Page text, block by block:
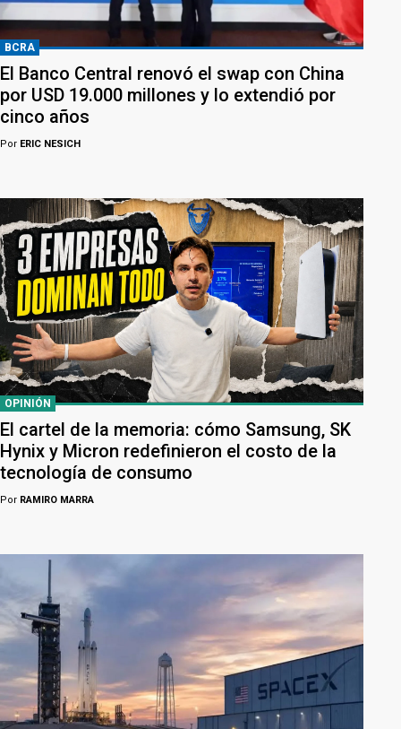
BCRA
El Banco Central renovó el swap con China
por USD 19.000 millones y lo extendió por
cinco años
Por ERIC NESICH
OPINIÓN
El cartel de la memoria: cómo Samsung, SK
Hynix y Micron redefinieron el costo de la
tecnología de consumo
Por RAMIRO MARRA